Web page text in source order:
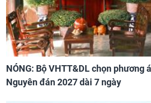
NÓNG: Bộ VHTT&DL chọn phương
Nguyên đán 2027 dài 7 ngày